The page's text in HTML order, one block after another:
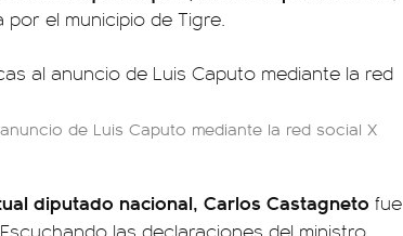
el municipio de Tigre.
de Luis Caputo mediante la red social X
diputado nacional, Carlos Castagneto fue
las declaraciones del ministro